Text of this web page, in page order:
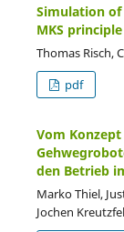
Simulation
MKS principle
Thomas Risch,
pdf
Vom
den Betrieb
Marko Thiel,
Jochen